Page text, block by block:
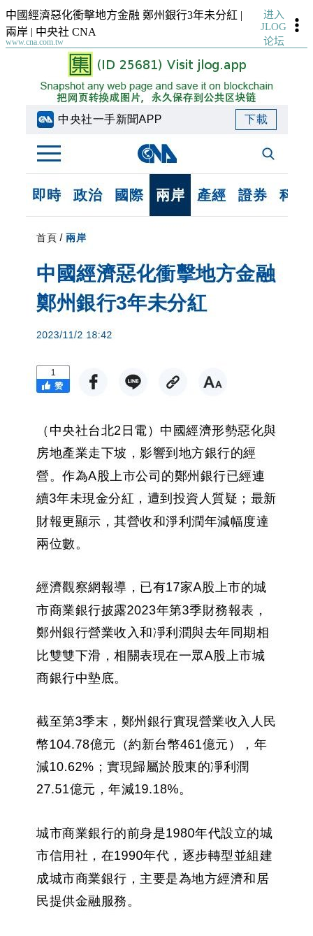
中國經濟惡化衝擊地方金融 鄭州銀行3年未分紅 |
兩岸 | 中央社 CNA
www.cna.com.tw
进入
JLOG
论坛